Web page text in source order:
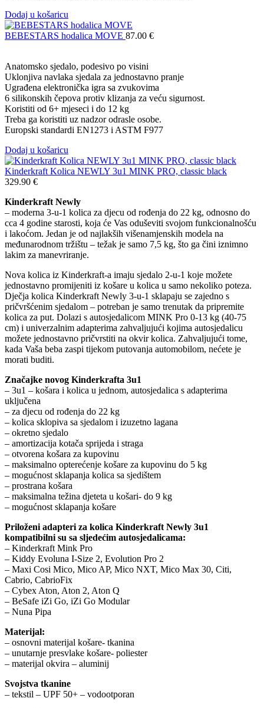
Dodaj u košaricu
BEBESTARS hodalica MOVE 87.00 €
Anatomsko sjedalo, podesivo po visini
Uklonjiva navlaka sjedala za jednostavno pranje
Ugrađena elektronička igra sa zvukovima
6 silikonskih čepova protiv klizanja za veću sigurnost.
Koristiti od 6+ mjeseci i do 12 kg
Treba ga koristiti uz nadzor odrasle osobe.
Europski standardi EN1273 i ASTM F977
Dodaj u košaricu
Kinderkraft Kolica NEWLY 3u1 MINK PRO, classic black
329.90 €
Kinderkraft Newly
– moderna 3-u-1 kolica za djecu od rođenja do 22 kg, odnosno do
cca 4 godine starosti, koja će Vas oduševiti svojom funkcionalnošću
i lakoćom. Jedan je od najlakših višenamjenskih modela na
međunarodnom tržištu – težak je samo 7,5 kg, što ga čini iznimno
lakim za manevriranje.
Nova kolica iz Kinderkraft-a imaju sjedalo 2-u-1 koje možete
jednostavno promijeniti iz košare u kolica u samo nekoliko poteza.
Dječja kolica Kinderkraft Newly 3-u-1 sklapaju se zajedno s
pričvršćenim sjedalom – potreban je samo trenutak da pripremite
kolica za put. Dolazi s autosjedalicom MINK Pro 0-13 kg (40-75
cm) i univerzalnim adapterima zahvaljujući kojima autosjedalicu
možete jednostavno pričvrstiti na okvir kolica. Zahvaljujući tome,
kada Vaša beba zaspi tijekom putovanja automobilom, nećete je
morati buditi.
Značajke novog Kinderkrafta 3u1
– 3u1 – košara i kolica u jednom, autosjedalica s adapterima
uključena
– za djecu od rođenja do 22 kg
– kolica sklopiva sa sjedalom i izuzetno lagana
– okretno sjedalo
– amortizacija kotača sprijeda i straga
– otvorena košara za kupovinu
– maksimalno opterećenje košare za kupovinu do 5 kg
– mogućnost sklapanja kolica sa sjedištem
– prostrana košara
– maksimalna težina djeteta u košari- do 9 kg
– mogućnost sklapanja košare
Priloženi adapteri za kolica Kinderkraft Newly 3u1
kompatibilni su sa sljedećim autosjedalicama:
– Kinderkraft Mink Pro
– Kiddy Evoluna I-Size 2, Evolution Pro 2
– Maxi Cosi Mico, Mico AP, Mico NXT, Mico Max 30, Citi,
Cabrio, CabrioFix
– Cybex Aton, Aton 2, Aton Q
– BeSafe iZi Go, iZi Go Modular
– Nuna Pipa
Materijal:
– osnovni materijal košare- tkanina
– unutarnje presvlake košare- poliester
– materijal okvira – aluminij
Svojstva tkanine
– tekstil – UPF 50+ – vodootporan